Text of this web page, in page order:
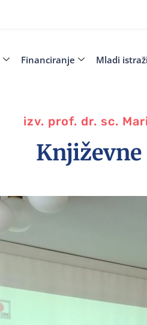
Financiranje Mladi
izv. prof. dr. sc.